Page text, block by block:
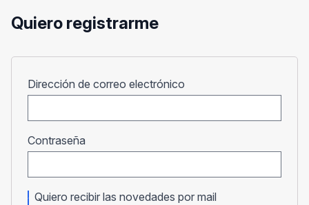
Quiero registrarme
Dirección de correo electrónico
Contraseña
Quiero recibir las novedades por mail